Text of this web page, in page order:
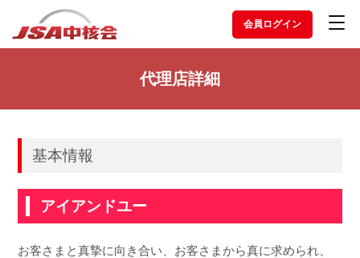
会員ログイン
代理店詳細
基本情報
アイアンドユー
お客さまと真摯に向き合い、お客さまから真に求められ、